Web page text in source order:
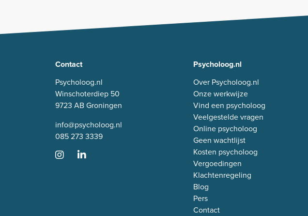
Contact
Psycholoog.nl
Winschoterdiep 50
9723 AB Groningen
info@psycholoog.nl
085 273 3339
Psycholoog.nl
Over Psycholoog.nl
Onze werkwijze
Vind een psycholoog
Veelgestelde vragen
Online psycholoog
Geen wachtlijst
Kosten psycholoog
Vergoedingen
Klachtenregeling
Blog
Pers
Contact